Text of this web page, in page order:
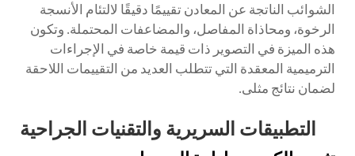
الشوائب الناتجة عن المعادن تقييمًا دقيقًا لالتئام الأنسجة
الرخوة، ومحاذاة المفاصل، والمضاعفات المحتملة. وتكون
هذه الميزة في التصوير ذات قيمة خاصة في الإجراءات
الترميمية المعقدة التي تتطلب العديد من التقييمات اللاحقة
لضمان نتائج مثلى.
التطبيقات السريرية والتقنيات الجراحية